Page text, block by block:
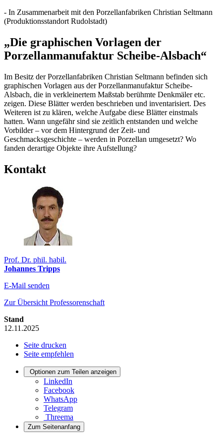
- In Zusammenarbeit mit den Porzellanfabriken Christian Seltmann
(Produktionsstandort Rudolstadt)
„Die graphischen Vorlagen der
Porzellanmanufaktur Scheibe-Alsbach“
Im Besitz der Porzellanfabriken Christian Seltmann befinden sich
graphischen Vorlagen aus der Porzellanmanufaktur Scheibe-
Alsbach, die in verkleinertem Maßstab berühmte Denkmäler etc.
zeigen. Diese Blätter werden beschrieben und inventarisiert. Des
Weiteren ist zu klären, welche Aufgabe diese Blätter einstmals
hatten. Wann ungefähr sind sie zeitlich entstanden und welche
Vorbilder – vor dem Hintergrund der Zeit- und
Geschmacksgeschichte – werden in Porzellan umgesetzt? Wo
fanden derartige Objekte ihre Aufstellung?
Kontakt
Prof. Dr. phil. habil.
Johannes Tripps
E-Mail senden
Zur Übersicht Professorenschaft
Stand
12.11.2025
Seite drucken
Seite empfehlen
Optionen zum Teilen anzeigen
LinkedIn
Facebook
WhatsApp
Telegram
Threema
Zum Seitenanfang